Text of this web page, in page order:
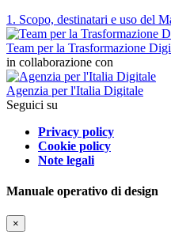
1. Scopo, destinatari e uso del
Team per la Trasformazione
in collaborazione con
Agenzia per l'Italia Digitale
Seguici su
Privacy policy
Cookie policy
Note legali
Manuale operativo di design
×